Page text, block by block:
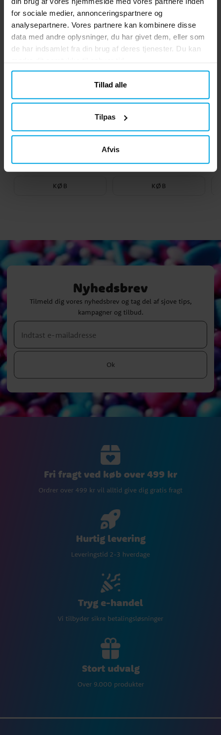
for sociale medier, annonceringspartnere og
analysepartnere. Vores partnere kan kombinere disse
data med andre oplysninger, du har givet dem, eller som
de har indsamlet fra din brug af deres tjenester. Du kan
Tillad alle
Tilpas
Afvis
Andre købte også
Serpentiner - Hvid
Pris:15 kr.
15 kr.
KØB
Balloner - Pink 10 stk
Pris:19 kr.
19 kr.
KØB
Nyhedsbrev
Tilmeld dig vores nyhedsbrev og tag del af sjove tips,
kampagner og tilbud.
Ok
Fri fragt ved køb over 499 kr
Ordrer over 499 kr vil alltid give dig gratis fragt
Hurtig levering
Leveringstid 2-3 hverdage
Tryg e-handel
Vi tilbyder sikre betalingsløsninger
Stort udvalg
Over 9.000 produkter